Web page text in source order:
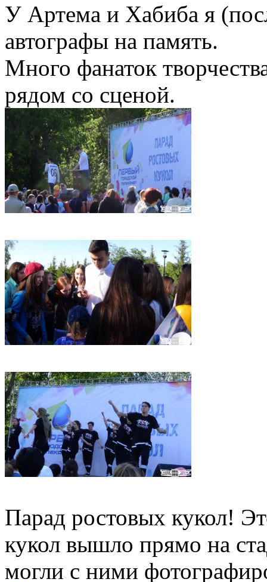
У Артема и Хабиба я
автографы на память.
Много фанаток
рядом со сценой.
Парад ростовых кукол!
кукол вышло прямо на
могли с ними